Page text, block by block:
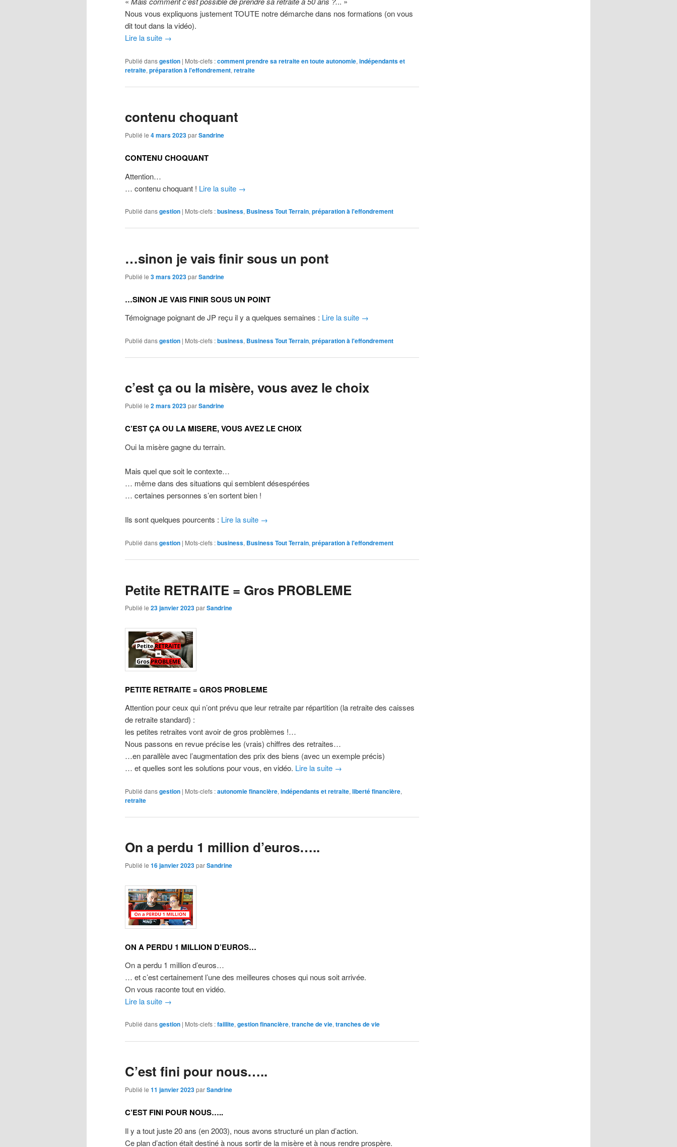
Nous vous expliquons justement TOUTE notre démarche dans nos formations (on vous
dit tout dans la vidéo).
Lire la suite →
Publié dansgestion | Mots-clefs :comment prendre sa retraite en toute autonomie, indépendants et
retraite, préparation à l'effondrement, retraite
contenu choquant
Publié le 4 mars 2023parSandrine
CONTENU CHOQUANT
Attention…
… contenu choquant ! Lire la suite →
Publié dansgestion | Mots-clefs :business, Business Tout Terrain, préparation à l'effondrement
…sinon je vais finir sous un pont
Publié le 3 mars 2023parSandrine
…SINON JE VAIS FINIR SOUS UN POINT
Témoignage poignant de JP reçu il y a quelques semaines : Lire la suite →
Publié dansgestion | Mots-clefs :business, Business Tout Terrain, préparation à l'effondrement
c’est ça ou la misère, vous avez le choix
Publié le 2 mars 2023parSandrine
C’EST ÇA OU LA MISERE, VOUS AVEZ LE CHOIX
Oui la misère gagne du terrain.
Mais quel que soit le contexte…
… même dans des situations qui semblent désespérées
… certaines personnes s’en sortent bien !
Ils sont quelques pourcents : Lire la suite →
Publié dansgestion | Mots-clefs :business, Business Tout Terrain, préparation à l'effondrement
Petite RETRAITE = Gros PROBLEME
Publié le 23 janvier 2023parSandrine
PETITE RETRAITE = GROS PROBLEME
Attention pour ceux qui n’ont prévu que leur retraite par répartition (la retraite des caisses
de retraite standard) :
les petites retraites vont avoir de gros problèmes !…
Nous passons en revue précise les (vrais) chiffres des retraites…
…en parallèle avec l’augmentation des prix des biens (avec un exemple précis)
… et quelles sont les solutions pour vous, en vidéo. Lire la suite →
Publié dansgestion | Mots-clefs :autonomie financière, indépendants et retraite, liberté financière,
retraite
On a perdu 1 million d’euros…..
Publié le 16 janvier 2023parSandrine
ON A PERDU 1 MILLION D’EUROS…
On a perdu 1 million d’euros…
… et c’est certainement l’une des meilleures choses qui nous soit arrivée.
On vous raconte tout en vidéo.
Lire la suite →
Publié dansgestion | Mots-clefs :faillite,gestion financière,tranche de vie,tranches de vie
C’est fini pour nous…..
Publié le 11 janvier 2023parSandrine
C’EST FINI POUR NOUS…..
Il y a tout juste 20 ans (en 2003), nous avons structuré un plan d’action.
Ce plan d’action était destiné à nous sortir de la misère et à nous rendre prospère.